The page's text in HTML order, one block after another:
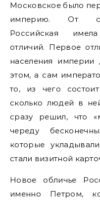
Московское было
империю. От
Российская
отличий. Первое
населения
этом, а сам
то, из чего
сколько людей в
сразу решил, что
череду
которые
стали визитной
Новое обличье
именно Петром,